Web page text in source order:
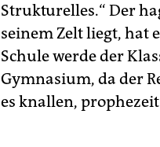
Strukturelles.“ Der
seinem Zelt liegt, hat
Schule werde der
Gymnasium, da der
es knallen, prophezeit